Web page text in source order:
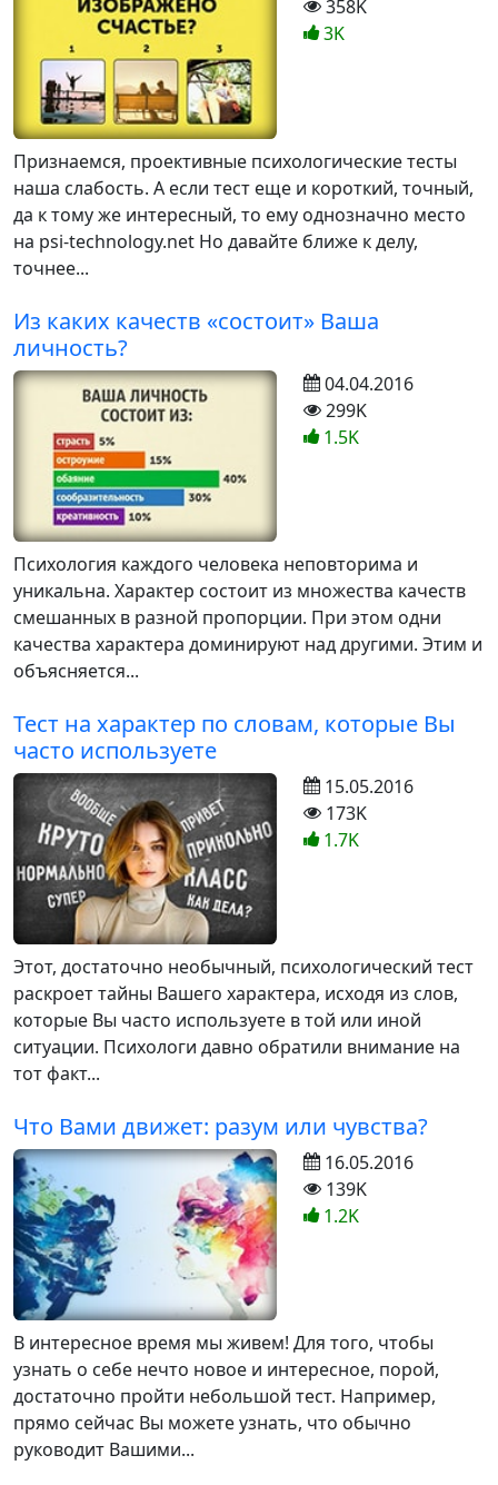
Признаемся, проективные психологические тесты
наша слабость. А если тест еще и короткий, точный,
да к тому же интересный, то ему однозначно место
на psi-technology.net Но давайте ближе к делу,
точнее...
358K
3K
Из каких качеств «состоит» Ваша
личность?
Психология каждого человека неповторима и
уникальна. Характер состоит из множества качеств
смешанных в разной пропорции. При этом одни
качества характера доминируют над другими. Этим и
объясняется...
04.04.2016
299K
1.5K
Тест на характер по словам, которые Вы
часто используете
Этот, достаточно необычный, психологический тест
раскроет тайны Вашего характера, исходя из слов,
которые Вы часто используете в той или иной
ситуации. Психологи давно обратили внимание на
тот факт...
15.05.2016
173K
1.7K
Что Вами движет: разум или чувства?
В интересное время мы живем! Для того, чтобы
узнать о себе нечто новое и интересное, порой,
достаточно пройти небольшой тест. Например,
прямо сейчас Вы можете узнать, что обычно
руководит Вашими...
16.05.2016
139K
1.2K